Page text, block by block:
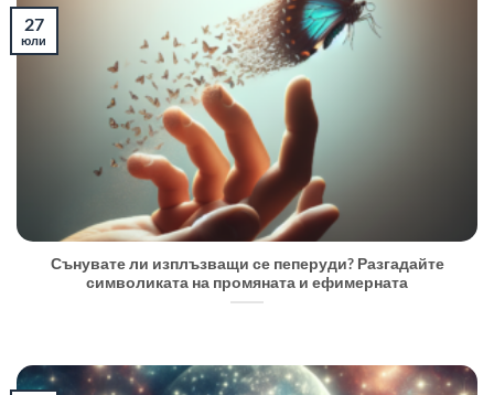
Сънувате ли изплъзващи се пеперуди? Разгадайте
символиката на промяната и ефимерната
27
юли